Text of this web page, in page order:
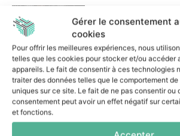
Gérer le consentement
cookies
Pour offrir les meilleures expériences, nous
telles que les cookies pour stocker et/ou accéder
appareils. Le fait de consentir à ces technologies
traiter des données telles que le comportement
uniques sur ce site. Le fait de ne pas consentir ou
consentement peut avoir un effet négatif sur
et fonctions.
cybersécurité
parcours ancré
l’actualité
29 juin 2026
Cleansoft